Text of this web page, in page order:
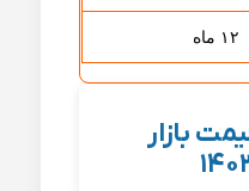
۱۲ ماه
بازار